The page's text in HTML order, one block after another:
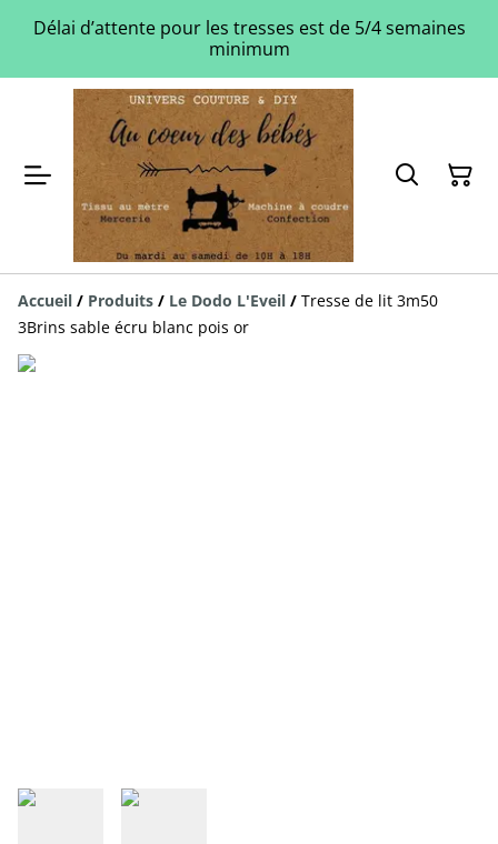
Délai d’attente pour les tresses est de 5/4 semaines
minimum
Accueil / Produits / Le Dodo L'Eveil / Tresse de lit 3m50
3Brins sable écru blanc pois or